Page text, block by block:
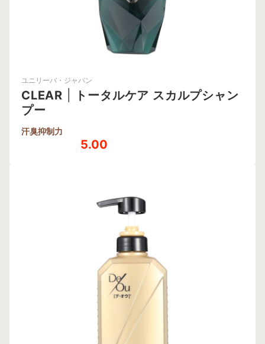
ユニリーバ・ジャパン
CLEAR
トータルケア スカルプシャン
プー
汗臭抑制力
5.00